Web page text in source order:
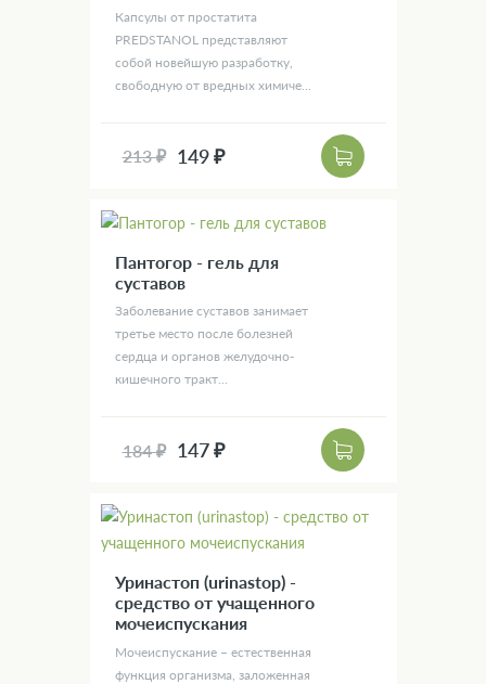
Капсулы от простатита
PREDSTANOL представляют
собой новейшую разработку,
свободную от вредных химиче...
213 ₽ 149 ₽
Пантогор - гель для
суставов
Заболевание суставов занимает
третье место после болезней
сердца и органов желудочно-
кишечного тракт...
184 ₽ 147 ₽
Уринастоп (urinastop) -
средство от учащенного
мочеиспускания
Мочеиспускание – естественная
функция организма, заложенная